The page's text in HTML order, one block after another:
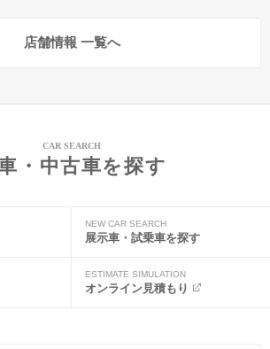
店舗情報 一覧へ
CAR SEARCH
・中古車を探す
NEW CAR SEARCH
展示車・試乗車を探す
ESTIMATE SIMULATION
オンライン見積もり